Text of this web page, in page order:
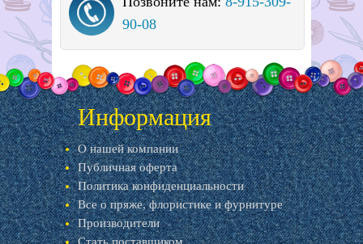
90-08
Информация
О нашей компании
Публичная оферта
Политика конфиденциальности
Все о пряже, флористике и фурнитуре
Производители